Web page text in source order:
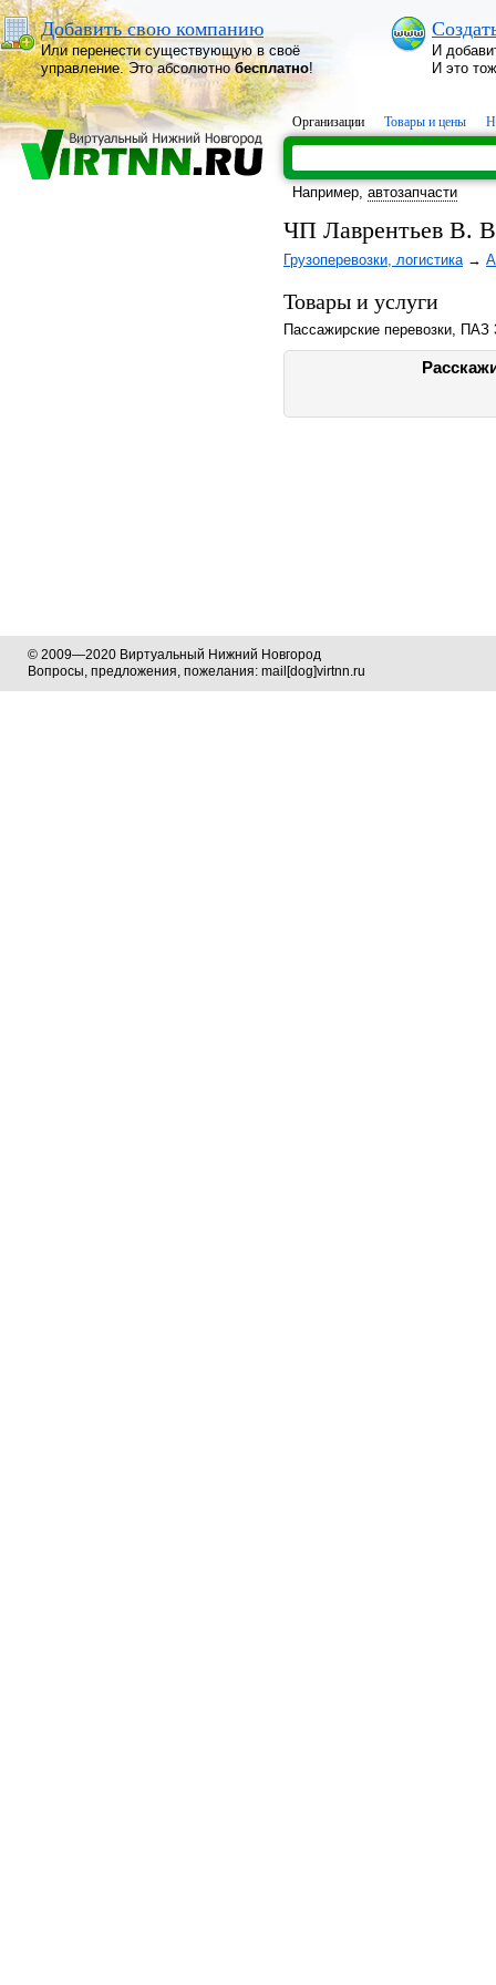
Добавить свою компанию
Или перенести существующую в своё
управление. Это абсолютнобесплатно!
И
И это
Организации Товары и цены
Например, автозапчасти
ЧП Лаврентьев В.
Грузоперевозки, логистика→
Товары и услуги
Пассажирские перевозки, ПАЗ
© 2009—2020 Виртуальный Нижний Новгород
Вопросы, предложения, пожелания: mail[dog]virtnn.ru